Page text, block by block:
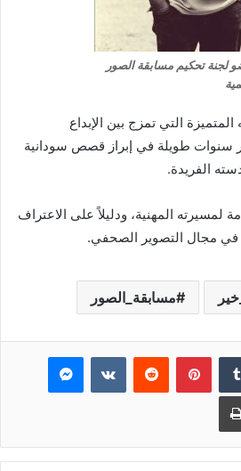
لجنة تحكيم مسابقة الصور
التي تمزج بين الإبداع
سنوات طويلة في إبراز قصص سودانية
الفريدة.
لمسيرته المهنية، ودليلاً على الاعتراف
في مجال التصوير الصحفي.
مسابقة_الصور
بينتيريست ماسنجر
طباعة